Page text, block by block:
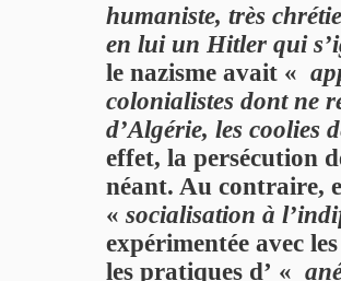
humaniste, très
en lui un Hitler qui
le nazisme avait «
colonialistes dont ne
d’Algérie, les coolies
effet, la persécution
néant. Au contraire,
« socialisation à
expérimentée avec
les pratiques d’ «